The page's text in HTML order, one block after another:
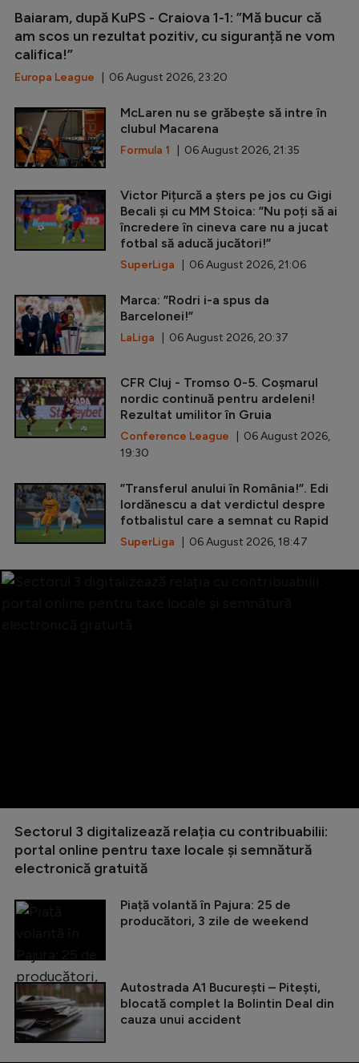
Baiaram, după KuPS - Craiova 1-1: ”Mă bucur că
am scos un rezultat pozitiv, cu siguranță ne vom
califica!”
Europa League | 06 August 2026, 23:20
McLaren nu se grăbește să intre în
clubul Macarena
Formula 1 | 06 August 2026, 21:35
Victor Pițurcă a șters pe jos cu Gigi
Becali și cu MM Stoica: ”Nu poți să ai
încredere în cineva care nu a jucat
fotbal să aducă jucători!”
SuperLiga | 06 August 2026, 21:06
Marca: ”Rodri i-a spus da
Barcelonei!”
LaLiga | 06 August 2026, 20:37
CFR Cluj - Tromso 0-5. Coșmarul
nordic continuă pentru ardeleni!
Rezultat umilitor în Gruia
Conference League | 06 August 2026,
19:30
”Transferul anului în România!”. Edi
Iordănescu a dat verdictul despre
fotbalistul care a semnat cu Rapid
SuperLiga | 06 August 2026, 18:47
Sectorul 3 digitalizează relația cu contribuabilii:
portal online pentru taxe locale și semnătură
electronică gratuită
Piață volantă în Pajura: 25 de
producători, 3 zile de weekend
Autostrada A1 București – Pitești,
blocată complet la Bolintin Deal din
cauza unui accident